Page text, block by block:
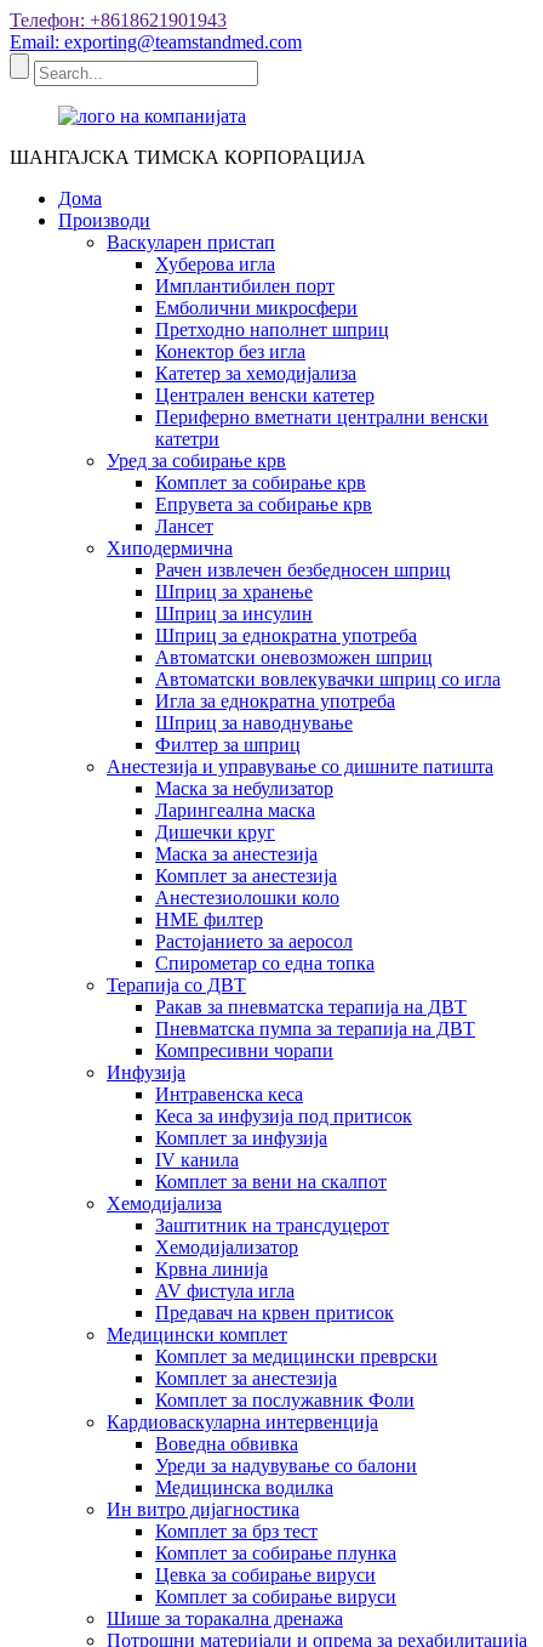
Телефон: +8618621901943
Email: exporting@teamstandmed.com
ШАНГАЈСКА ТИМСКА КОРПОРАЦИЈА
Дома
Производи
Васкуларен пристап
Хуберова игла
Имплантибилен порт
Емболични микросфери
Претходно наполнет шприц
Конектор без игла
Катетер за хемодијализа
Централен венски катетер
Периферно вметнати централни венски
катетри
Уред за собирање крв
Комплет за собирање крв
Епрувета за собирање крв
Лансет
Хиподермична
Рачен извлечен безбедносен шприц
Шприц за хранење
Шприц за инсулин
Шприц за еднократна употреба
Автоматски оневозможен шприц
Автоматски вовлекувачки шприц со игла
Игла за еднократна употреба
Шприц за наводнување
Филтер за шприц
Анестезија и управување со дишните патишта
Маска за небулизатор
Ларингеална маска
Дишечки круг
Маска за анестезија
Комплет за анестезија
Анестезиолошки коло
HME филтер
Растојанието за аеросол
Спирометар со една топка
Терапија со ДВТ
Ракав за пневматска терапија на ДВТ
Пневматска пумпа за терапија на ДВТ
Компресивни чорапи
Инфузија
Интравенска кеса
Кеса за инфузија под притисок
Комплет за инфузија
IV канила
Комплет за вени на скалпот
Хемодијализа
Заштитник на трансдуцерот
Хемодијализатор
Крвна линија
AV фистула игла
Предавач на крвен притисок
Медицински комплет
Комплет за медицински преврски
Комплет за анестезија
Комплет за послужавник Фоли
Кардиоваскуларна интервенција
Воведна обвивка
Уреди за надувување со балони
Медицинска водилка
Ин витро дијагностика
Комплет за брз тест
Комплет за собирање плунка
Цевка за собирање вируси
Комплет за собирање вируси
Шише за торакална дренажа
Потрошни материјали и опрема за рехабилитација